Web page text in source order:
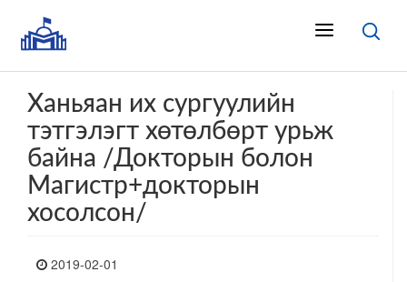
Ханьяан их сургуулийн
тэтгэлэгт хөтөлбөрт урьж
байна /Докторын болон
Магистр+докторын
хосолсон/
2019-02-01